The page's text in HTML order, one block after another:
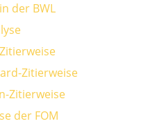
der BWL
Zitierweise
Zitierweise
der FOM